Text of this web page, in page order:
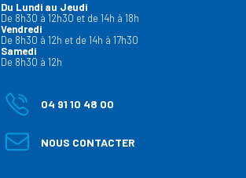
Du Lundi au Jeudi
De 8h30 à 12h30 et de 14h à 18h
Vendredi
De 8h30 à 12h et de 14h à 17h30
Samedi
De 8h30 à 12h
04 91 10 48 00
NOUS CONTACTER